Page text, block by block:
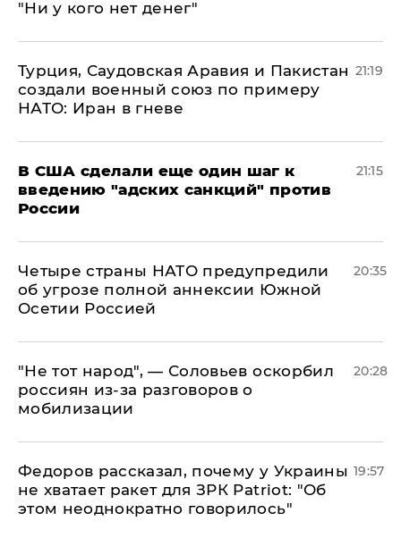
"Ни у кого нет денег"
Турция, Саудовская Аравия и Пакистан
создали военный союз по примеру
НАТО: Иран в гневе
21:19
В США сделали еще один шаг к
введению "адских санкций" против
России
21:15
Четыре страны НАТО предупредили
об угрозе полной аннексии Южной
Осетии Россией
20:35
​"Не тот народ", — Соловьев оскорбил
россиян из-за разговоров о
мобилизации
20:28
Федоров рассказал, почему у Украины
не хватает ракет для ЗРК Patriot: "Об
этом неоднократно говорилось"
19:57